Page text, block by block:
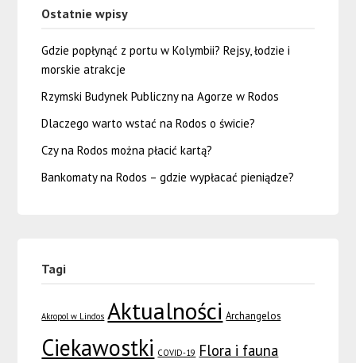
Ostatnie wpisy
Gdzie popłynąć z portu w Kolymbii? Rejsy, łodzie i
morskie atrakcje
Rzymski Budynek Publiczny na Agorze w Rodos
Dlaczego warto wstać na Rodos o świcie?
Czy na Rodos można płacić kartą?
Bankomaty na Rodos – gdzie wypłacać pieniądze?
Tagi
Akropol w Lindos Aktualności Archangelos
Ciekawostki COVID-19 Flora i fauna